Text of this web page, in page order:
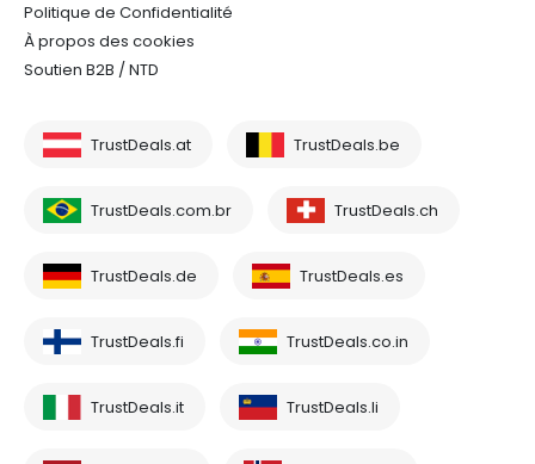
Politique de Confidentialité
À propos des cookies
Soutien B2B / NTD
TrustDeals.at TrustDeals.be
TrustDeals.com.br TrustDeals.ch
TrustDeals.de TrustDeals.es
TrustDeals.fi TrustDeals.co.in
TrustDeals.it TrustDeals.li